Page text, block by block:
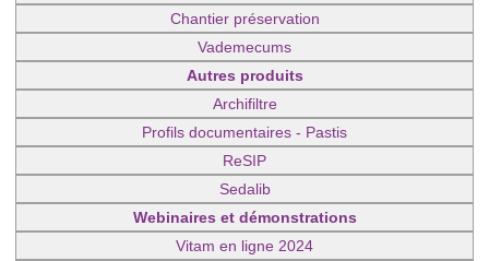
Chantier préservation
Vademecums
Autres produits
Archifiltre
Profils documentaires - Pastis
ReSIP
Sedalib
Webinaires et démonstrations
Vitam en ligne 2024